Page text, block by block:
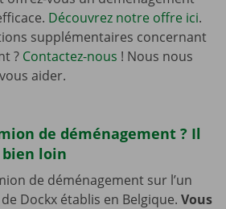
Découvrez notre offre ici.
supplémentaires concernant
? Contactez-nous ! Nous nous
aider.
de déménagement ? Il
loin
de déménagement sur l’un
Dockx établis en Belgique. Vous